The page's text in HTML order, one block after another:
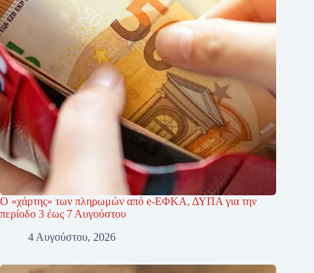
Ο «χάρτης» των πληρωμών από e-ΕΦΚΑ, ΔΥΠΑ για την
περίοδο 3 έως 7 Αυγούστου
4 Αυγούστου, 2026